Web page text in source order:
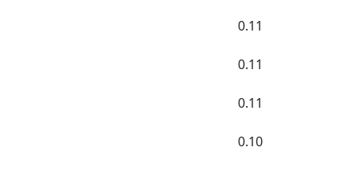
0.11
0.11
0.11
0.10